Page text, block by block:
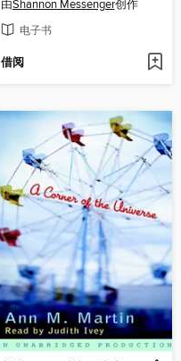
由Shannon Messenger创作
电子书
借阅